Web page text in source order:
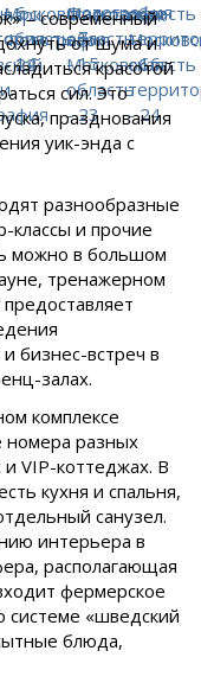
– современный
от шума и
красотой
сил. Это
празднования
уик-энда с
разнообразные
классы и прочие
можно в большом
тренажерном
бизнес-встреч в
залах.
комплексе
номера разных
и VIP-коттеджах. В
кухня и спальня,
санузел.
интерьера в
располагающая
фермерское
системе «шведский
блюда,